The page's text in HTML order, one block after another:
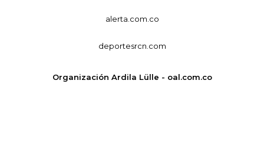
alerta.com.co
deportesrcn.com
Organización Ardila Lülle - oal.com.co